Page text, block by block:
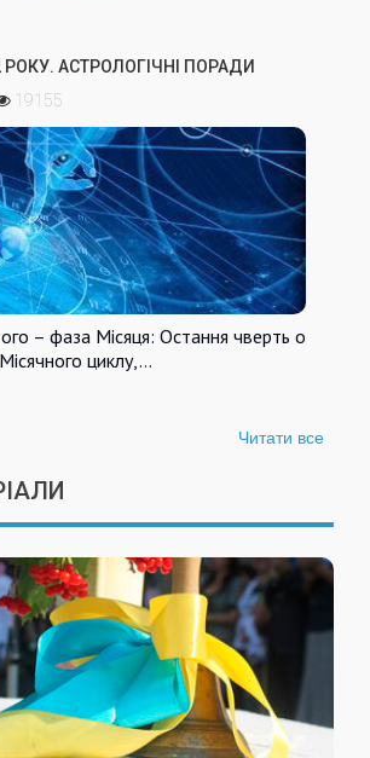
РОКУ. АСТРОЛОГІЧНІ ПОРАДИ
19155
– фаза Місяця: Остання чверть о
циклу,…
Читати все